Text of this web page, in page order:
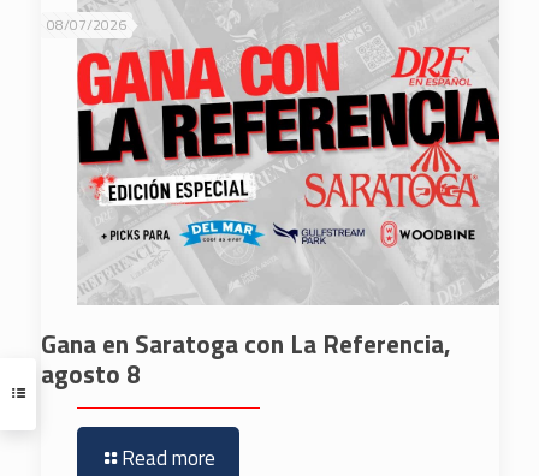
08/07/2026
Gana en Saratoga con La Referencia,
agosto 8
Read more